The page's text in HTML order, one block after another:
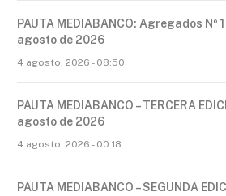
PAUTA MEDIABANCO: Agregados Nº
agosto de 2026
4 agosto, 2026 - 08:50
PAUTA MEDIABANCO – TERCERA
agosto de 2026
4 agosto, 2026 - 00:18
PAUTA MEDIABANCO – SEGUNDA